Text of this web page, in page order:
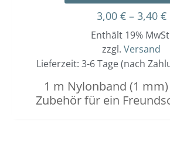
3,00 € – 3,40 €
Enthält 19%
zzgl. Versand
Lieferzeit: 3-6 Tage (nach
1 m Nylonband (1
Zubehör für ein